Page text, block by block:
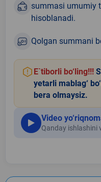
summasi umumiy
hisoblanadi.
Qolgan summani
E`tiborli bo‘ling!!!
yetarli mablag‘
bera olmaysiz.
Video
Qanday ishlashini